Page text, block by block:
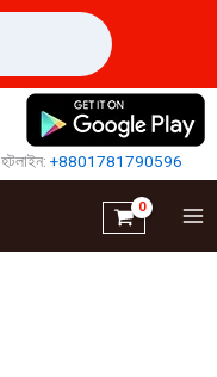
হটলাইন:+8801781790596